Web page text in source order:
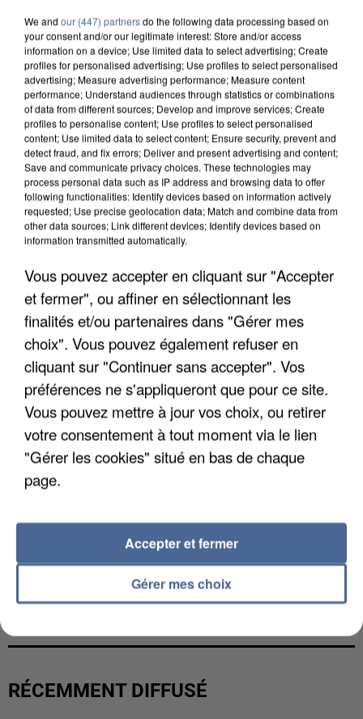
APRÈS TOUTES CES CANICULES, LES REFUGES
DE FAUNE SAUVAGE SONT...
L’UN DES FONDATEURS SUPPOSÉS DE LA DZ
MAFIA INTERPELLÉ EN ALGÉRIE
RÉCEMMENT DIFFUSÉ
We and our (447) partnersdo the following data processing based on
your consent and/or our legitimate interest: Store and/or access
information on a device; Use limited data to select advertising; Create
profiles for personalised advertising; Use profiles to select personalised
advertising; Measure advertising performance; Measure content
performance; Understand audiences through statistics or combinations
of data from different sources; Develop and improve services; Create
profiles to personalise content; Use profiles to select personalised
content; Use limited data to select content; Ensure security, prevent and
detect fraud, and fix errors; Deliver and present advertising and content;
Save and communicate privacy choices. These technologies may
process personal data such as IP address and browsing data to offer
following functionalities: Identify devices based on information actively
requested; Use precise geolocation data; Match and combine data from
other data sources; Link different devices; Identify devices based on
information transmitted automatically.
Vous pouvez accepter en cliquant sur "Accepter
et fermer", ou affiner en sélectionnant les
finalités et/ou partenaires dans "Gérer mes
choix". Vous pouvez également refuser en
cliquant sur "Continuer sans accepter". Vos
préférences ne s'appliqueront que pour ce site.
Vous pouvez mettre à jour vos choix, ou retirer
votre consentement à tout moment via le lien
"Gérer les cookies" situé en bas de chaque
page.
Gérer mes choix
Accepter et fermer